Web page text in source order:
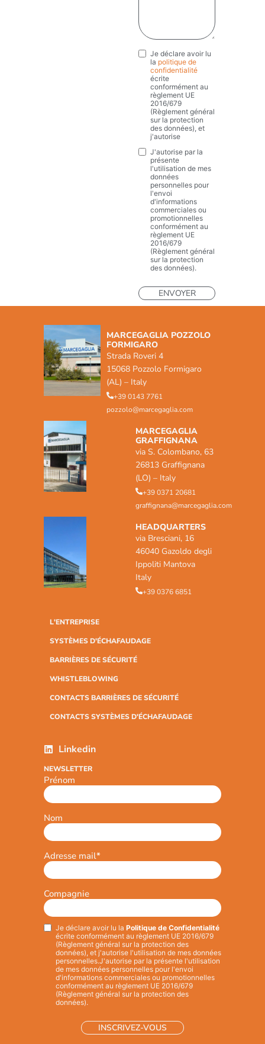
Privacy*
Je déclare avoir lu
la politique de
confidentialité
écrite
conformément au
règlement UE
2016/679
(Règlement général
sur la protection
des données), et
j'autorise
Marketing
J'autorise par la
présente
l'utilisation de mes
données
personnelles pour
l'envoi
d'informations
commerciales ou
promotionnelles
conformément au
règlement UE
2016/679
(Règlement général
sur la protection
des données).
MARCEGAGLIA POZZOLO
FORMIGARO
Strada Roveri 4
15068 Pozzolo Formigaro
(AL) – Italy
+39 0143 7761
pozzolo@marcegaglia.com
MARCEGAGLIA
GRAFFIGNANA
via S. Colombano, 63
26813 Graffignana
(LO) – Italy
+39 0371 20681
graffignana@marcegaglia.com
HEADQUARTERS
via Bresciani, 16
46040 Gazoldo degli
Ippoliti Mantova
Italy
+39 0376 6851
L'ENTREPRISE
SYSTÈMES D'ÉCHAFAUDAGE
BARRIÈRES DE SÉCURITÉ
WHISTLEBLOWING
CONTACTS BARRIÈRES DE SÉCURITÉ
CONTACTS SYSTÈMES D'ÉCHAFAUDAGE
Linkedin
NEWSLETTER
Prénom
Nom
Adresse mail*
Compagnie
Privacy*
Je déclare avoir lu la Politique de Confidentialité
écrite conformément au règlement UE 2016/679
(Règlement général sur la protection des
données), et j'autorise l'utilisation de mes données
personnelles.J'autorise par la présente l'utilisation
de mes données personnelles pour l'envoi
d'informations commerciales ou promotionnelles
conformément au règlement UE 2016/679
(Règlement général sur la protection des
données).